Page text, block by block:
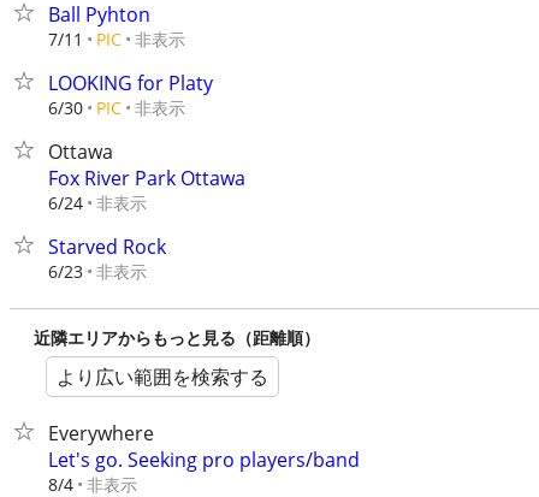
Ball Pyhton
7/11 PIC 非表示
LOOKING for Platy
6/30 PIC 非表示
Ottawa
Fox River Park Ottawa
6/24 非表示
Starved Rock
6/23 非表示
近隣エリアからもっと見る（距離順）
より広い範囲を検索する
Everywhere
Let's go. Seeking pro players/band
8/4 非表示